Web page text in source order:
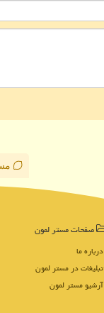
صفحات مستر لمون
درباره ما
تبلیغات در مستر لمون
آرشیو مستر لمون